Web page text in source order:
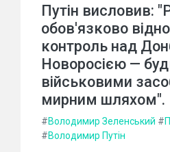
Путін висловив:
обов'язково
контроль над
Новоросією —
військовими
мирним шляхом".
#Володимир Зеленський #
#Володимир Путін